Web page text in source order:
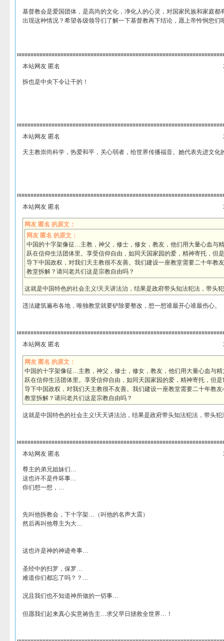
基督教会是爱国团体，是高尚的文化，净化人的心灵，对国家民族和家庭都
出现这种情况？希望各级领导们了解一下基督教再下结论，愿上帝怜悯您们
本站网友 匿名
拆也是中央下令让干的！
本站网友 匿名
天主教崇尚科学，热爱和平，关心弱者，给世界传播福音。她代表先进文化
本站网友 匿名
网友 匿名 的原文：
网友 匿名 的原文：
中国的十字架像征…主教，神父，修士，修女，教友，他们用大量心血与
跃在信仰生活团体里。享受信仰自由，如同天国家园的爱，精神寄托，但
导下中国政权，对我们天主教很不友善。我们建设一座教堂需要二十年教
教堂拆解？请问老共们这是宗教自由吗？
这就是中国特色的社会主义!天天讲法治，结果是政府带头知法犯法，带头
违法建筑遍布各地，唯独教堂就要铲除要整改，想一想谁最开心谁最伤心。
本站网友 匿名
网友 匿名 的原文：
中国的十字架像征…主教，神父，修士，修女，教友，他们用大量心血与
跃在信仰生活团体里。享受信仰自由，如同天国家园的爱，精神寄托，但
导下中国政权，对我们天主教很不友善。我们建设一座教堂需要二十年教
教堂拆解？请问老共们这是宗教自由吗？
这就是中国特色的社会主义!天天讲法治，结果是政府带头知法犯法，带头犯
本站网友 匿名
尊主的弟兄姐妹们…
这也许不是件坏事…
你们想一想，…
先叫他拆教会，下十字架…（叫他的名声大震）
然后再叫他尊主为大…
这也许是神的神迹奇事…
圣经中的扫罗，保罗…
难道你们都忘了吗？？…
况且我们也不知道神所做的一切事…
但愿我们起来真心实意祷告主…求父早日拯救全世界…！